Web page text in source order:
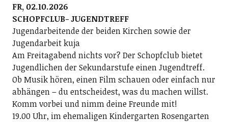
FR, 02.10.2026
SCHOPFCLUB- JUGENDTREFF
Jugendarbeitende der beiden Kirchen sowie der
Jugendarbeit kuja
Am Freitagabend nichts vor? Der Schopfclub bietet
Jugendlichen der Sekundarstufe einen Jugendtreff.
Ob Musik hören, einen Film schauen oder einfach nur
abhängen – du entscheidest, was du machen willst.
Komm vorbei und nimm deine Freunde mit!
19.00 Uhr, im ehemaligen Kindergarten Rosengarten